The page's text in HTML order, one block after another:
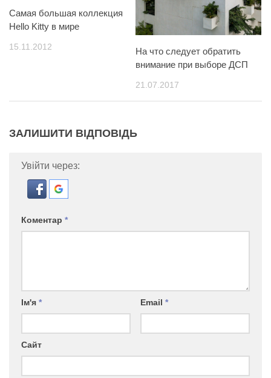
Самая большая коллекция
Hello Kitty в мире
15.11.2012
На что следует обратить
внимание при выборе ДСП
21.07.2017
ЗАЛИШИТИ ВІДПОВІДЬ
Увійти через:
Коментар *
Ім'я * Email *
Сайт